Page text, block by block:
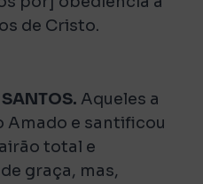
de Cristo.
Aqueles a
Amado e santificou
total e
graça, mas,